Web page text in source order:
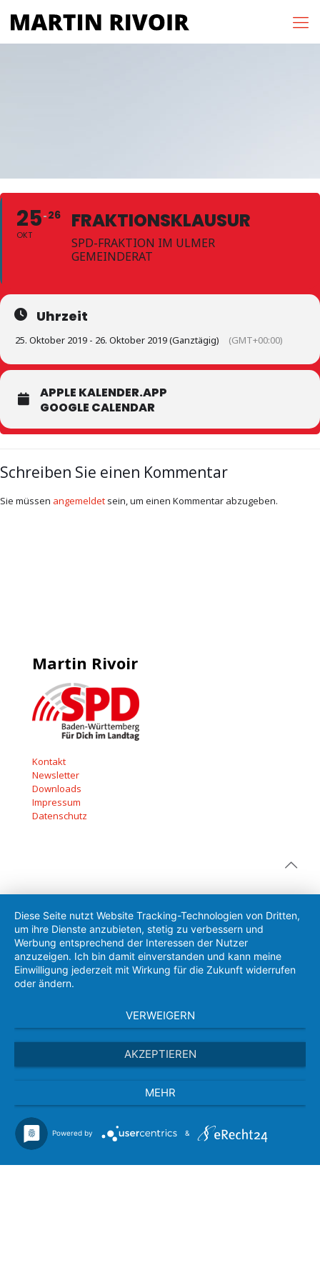
25
OKT
26 FRAKTIONSKLAUSUR
SPD-FRAKTION IM ULMER
GEMEINDERAT
Uhrzeit
25. Oktober 2019 - 26. Oktober 2019 (Ganztägig) (GMT+00:00)
APPLE KALENDER.APP
GOOGLE CALENDAR
Schreiben Sie einen Kommentar
Sie müssen angemeldet sein, um einen Kommentar abzugeben.
Martin Rivoir
Kontakt
Newsletter
Downloads
Impressum
Datenschutz
Diese Seite nutzt Website Tracking-Technologien von Dritten,
um ihre Dienste anzubieten, stetig zu verbessern und
Werbung entsprechend der Interessen der Nutzer
anzuzeigen. Ich bin damit einverstanden und kann meine
Einwilligung jederzeit mit Wirkung für die Zukunft widerrufen
oder ändern.
VERWEIGERN
AKZEPTIEREN
MEHR
Powered by &